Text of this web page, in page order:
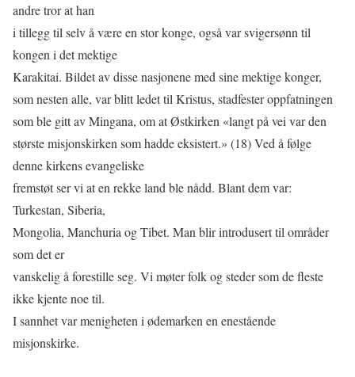
andre tror at han
i tillegg til selv å være en stor konge, også var svigersønn til
kongen i det mektige
Karakitai. Bildet av disse nasjonene med sine mektige konger,
som nesten alle, var blitt ledet til Kristus, stadfester oppfatningen
som ble gitt av Mingana, om at Østkirken «langt på vei var den
største misjonskirken som hadde eksistert.» (18) Ved å følge
denne kirkens evangeliske
fremstøt ser vi at en rekke land ble nådd. Blant dem var:
Turkestan, Siberia,
Mongolia, Manchuria og Tibet. Man blir introdusert til områder
som det er
vanskelig å forestille seg. Vi møter folk og steder som de ﬂeste
ikke kjente noe til.
I sannhet var menigheten i ødemarken en enestående
misjonskirke.